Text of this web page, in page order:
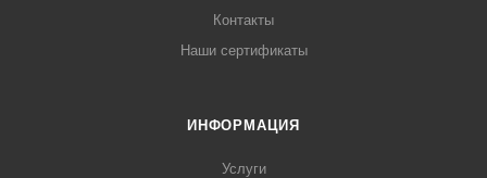
Контакты
Наши сертификаты
ИНФОРМАЦИЯ
Услуги